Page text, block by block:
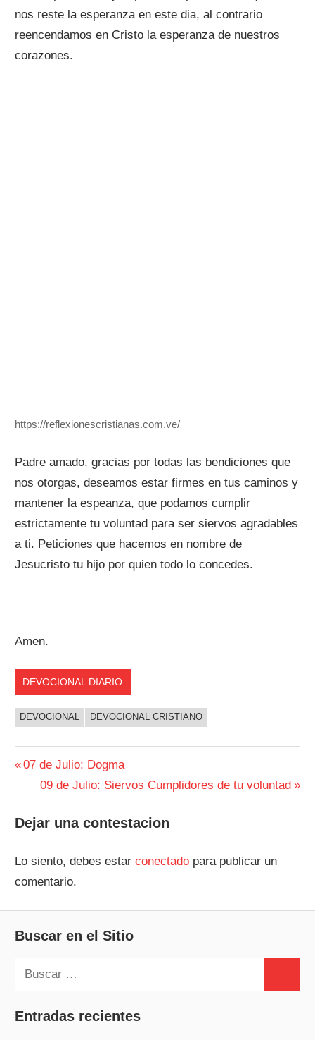
nos reste la esperanza en este dia, al contrario
reencendamos en Cristo la esperanza de nuestros
corazones.
https://reflexionescristianas.com.ve/
Padre amado, gracias por todas las bendiciones que
nos otorgas, deseamos estar firmes en tus caminos y
mantener la espeanza, que podamos cumplir
estrictamente tu voluntad para ser siervos agradables
a ti. Peticiones que hacemos en nombre de
Jesucristo tu hijo por quien todo lo concedes.
Amen.
DEVOCIONAL DIARIO
DEVOCIONAL DEVOCIONAL CRISTIANO
Navegación
entradas
Entrada
anterior:
07 de Julio: Dogma
Siguiente
09 de Julio: Siervos Cumplidores de tu voluntad
Dejar una contestacion
Lo siento, debes estarconectado para publicar un
comentario.
Buscar en el Sitio
Buscar:
Entradas recientes